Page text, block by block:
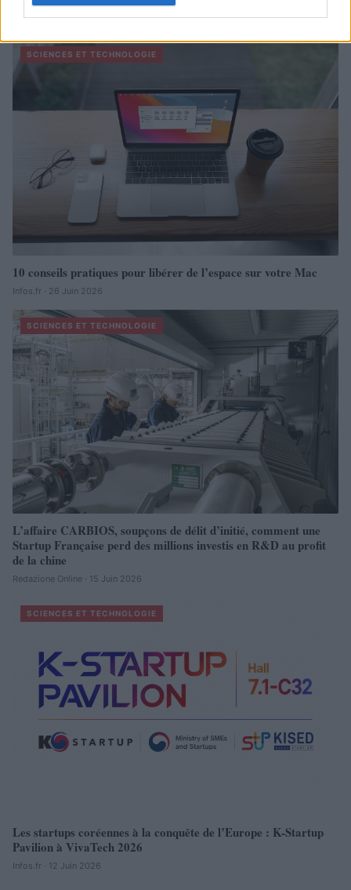
À lire aussi
SCIENCES ET TECHNOLOGIE
10 conseils pratiques pour libérer de l’espace sur votre Mac
Infos.fr · 26 Juin 2026
SCIENCES ET TECHNOLOGIE
L’affaire CARBIOS, soupçons de délit d’initié, comment une
Startup Française perd des millions investis en R&D au profit
de la chine
Redazione Online · 15 Juin 2026
SCIENCES ET TECHNOLOGIE
Les startups coréennes à la conquête de l’Europe : K-Startup
Pavilion à VivaTech 2026
Infos.fr · 12 Juin 2026